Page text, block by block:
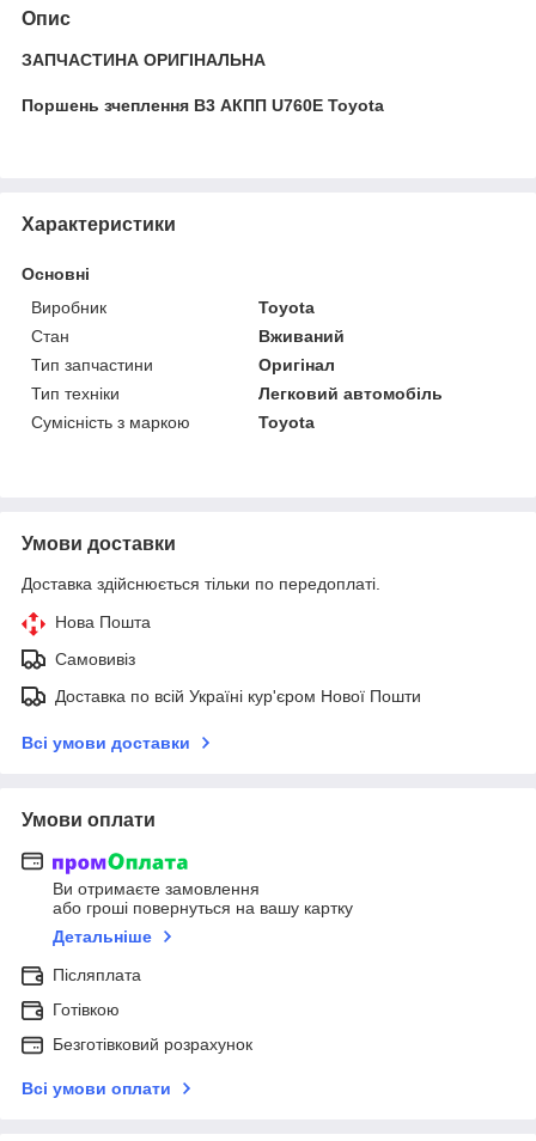
Опис
ЗАПЧАСТИНА ОРИГІНАЛЬНА
Поршень зчеплення B3 АКПП U760E Toyota
Характеристики
Основні
Виробник
Toyota
Стан
Вживаний
Тип запчастини
Оригінал
Тип техніки
Легковий автомобіль
Сумісність з маркою
Toyota
Умови доставки
Доставка здійснюється тільки по передоплаті.
Нова Пошта
Самовивіз
Доставка по всій Україні кур'єром Нової Пошти
Всі умови доставки
Умови оплати
Ви отримаєте замовлення
або гроші повернуться на вашу картку
Детальніше
Післяплата
Готівкою
Безготівковий розрахунок
Всі умови оплати